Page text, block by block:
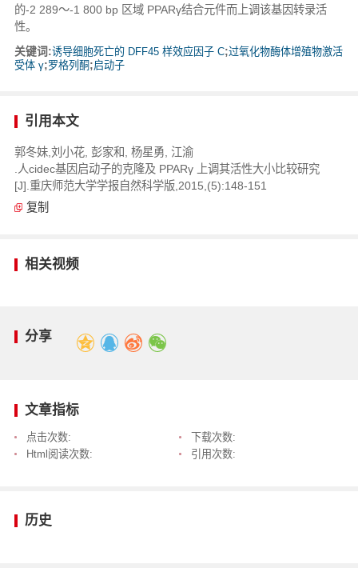
的-2 289～-1 800 bp 区域 PPARγ结合元件而上调该基因转录活
性。
关键词:诱导细胞死亡的 DFF45 样效应因子 C;过氧化物酶体增殖物激活
受体 γ;罗格列酮 ;启动子
引用本文
郭冬妹,刘小花, 彭家和, 杨星勇, 江渝
.人cidec基因启动子的克隆及 PPARγ 上调其活性大小比较研究
[J].重庆师范大学学报自然科学版,2015,(5):148-151
复制
相关视频
分享
文章指标
点击次数:
下载次数:
Html阅读次数:
引用次数:
历史